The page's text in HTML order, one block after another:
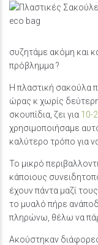
συζητάμε ακόμη και
πρόβλημμα ?
Η πλαστική σακούλα
ώρας κ χωρίς
σκουπίδια, ζει για 10-
χρησιμοποιήσαμε
καλύτερο τρόπο για
Το μικρό
κάποιους
έχουν πάντα μαζί
το μυαλό πήρε
πληρώνω, θέλω να
Ακούστηκαν